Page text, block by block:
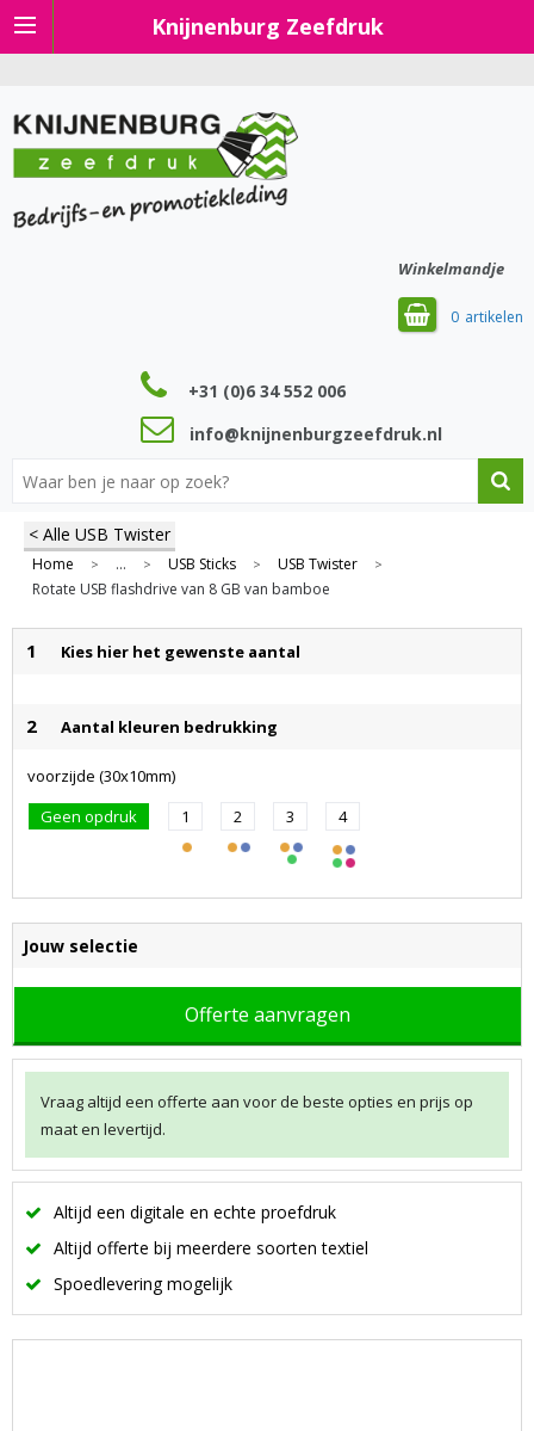
Knijnenburg Zeefdruk
Winkelmandje
0
+31 (0)6 34 552 006
info@knijnenburgzeefdruk.nl
< Alle USB Twister
Home > ... > USB Sticks > USB Twister >
Rotate USB flashdrive van 8 GB van bamboe
1 Kies hier het gewenste aantal
2 Aantal kleuren bedrukking
voorzijde (30x10mm)
Geen opdruk
1 2 3 4
Jouw selectie
Offerte aanvragen
Vraag altijd een offerte aan voor de beste opties en prijs op
maat en levertijd.
Altijd een digitale en echte proefdruk
Altijd offerte bij meerdere soorten textiel
Spoedlevering mogelijk